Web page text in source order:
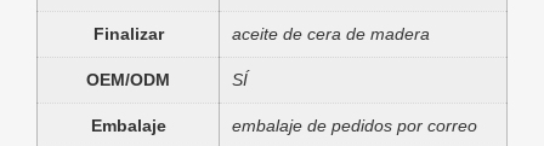
Finalizar aceite de cera de madera
OEM/ODM SÍ
Embalaje embalaje de pedidos por correo